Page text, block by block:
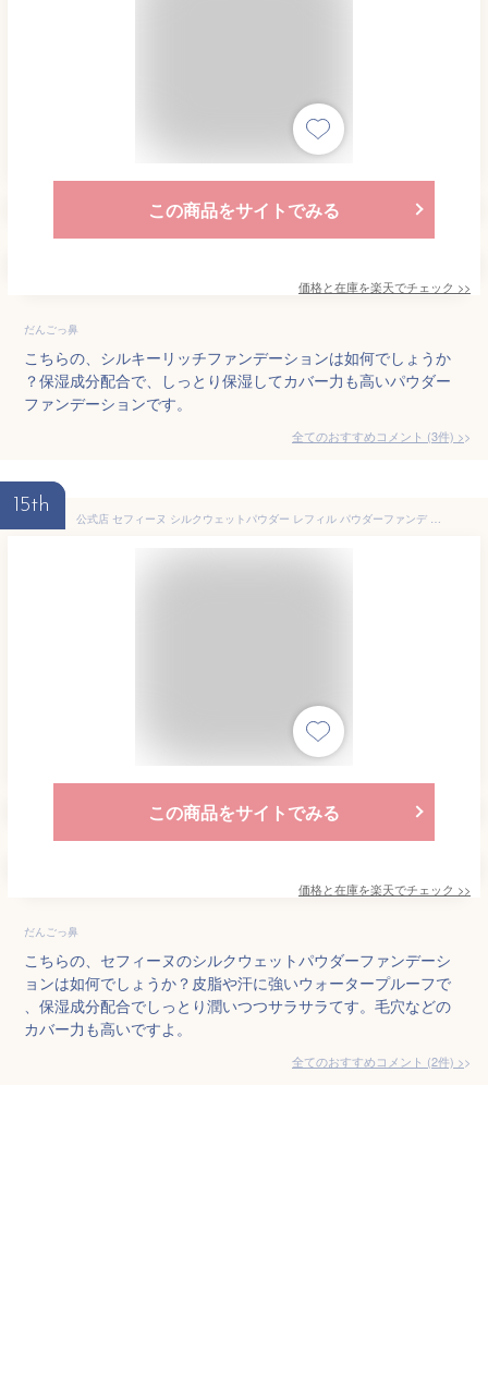
この商品をサイトでみる
価格と在庫を楽天でチェック >>
だんごっ鼻
こちらの、シルキーリッチファンデーションは如何でしょうか
？保湿成分配合で、しっとり保湿してカバー力も高いパウダー
ファンデーションです。
全てのおすすめコメント (3件) >
15th
公式店 セフィーヌ シルクウェットパウダー レフィル パウダーファンデ 汗に強い 皮脂に強い SPF30 PA+++ 保湿成分 さらさら CEFINE 崩れにくい プロ品質 OC110 OC100 OC90 時間が経つほど美しい 毛穴ケア 正規品 シルキー カバー力 キープ力 エイジングケア
この商品をサイトでみる
価格と在庫を楽天でチェック >>
だんごっ鼻
こちらの、セフィーヌのシルクウェットパウダーファンデーシ
ョンは如何でしょうか？皮脂や汗に強いウォータープルーフで
、保湿成分配合でしっとり潤いつつサラサラてす。毛穴などの
カバー力も高いですよ。
全てのおすすめコメント (2件) >